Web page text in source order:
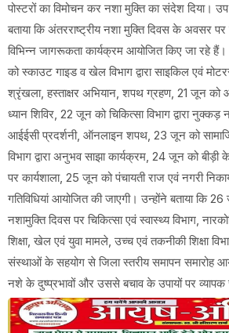
पोस्टरों का विमोचन कर नशा मुक्ति का संदेश दिया।
बताया कि अंतरराष्ट्रीय नशा मुक्ति दिवस के अवसर
विभिन्न जागरूकता कार्यक्रम आयोजित किए जा रहे
को स्काउट गाइड व खेल विभाग द्वारा साइकिल एवं
श्रृंखला, हस्ताक्षर अभियान, शपथ ग्रहण, 21 जून को
ध्यान शिविर, 22 जून को चिकित्सा विभाग द्वारा नुक्कड़
आईईसी प्रदर्शनी, ऑनलाइन शपथ, 23 जून को
विभाग द्वारा अनुभव साझा कार्यक्रम, 24 जून को
पर कार्यशाला, 25 जून को पंचायती राज एवं नगरी
गतिविधियां आयोजित की जाएगी। उन्होंने बताया कि
नशामुक्ति दिवस पर चिकित्सा एवं स्वास्थ्य विभाग,
शिक्षा, खेल एवं युवा मामले, उच्च एवं तकनीकी शिक्षा
संस्थाओं के सहयोग से जिला स्तरीय समापन समारोह
नशे के दुष्प्रभावों और उससे बचाव के उपायों पर व्यापक